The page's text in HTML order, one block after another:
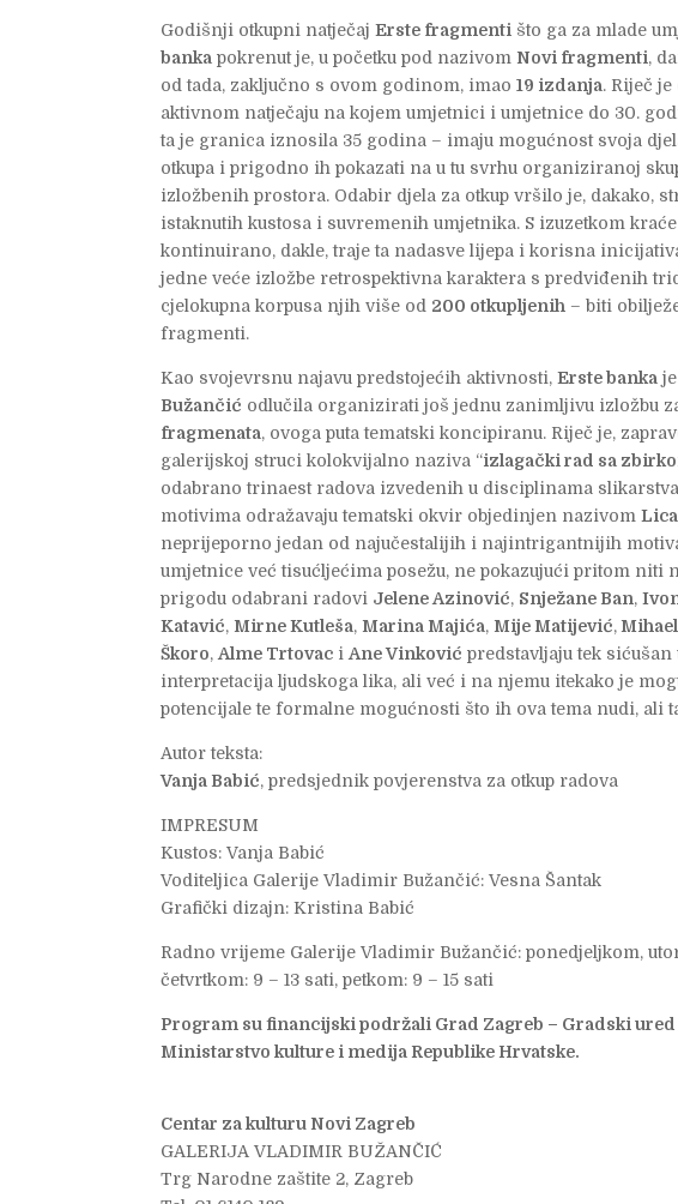
Godišnji otkupni natječajErste fragmenti što ga za mlade
banka pokrenut je, u početku pod nazivom Novi fragmenti,
od tada, zaključno s ovom godinom, imao19 izdanja. Riječ
aktivnom natječaju na kojem umjetnici i umjetnice do 30.
ta je granica iznosila 35 godina – imaju mogućnost svoja
otkupa i prigodno ih pokazati na u tu svrhu organiziranoj
izložbenih prostora. Odabir djela za otkup vršilo je, dakako,
istaknutih kustosa i suvremenih umjetnika. S izuzetkom
kontinuirano, dakle, traje ta nadasve lijepa i korisna
jedne veće izložbe retrospektivna karaktera s predviđenih
cjelokupna korpusa njih više od 200 otkupljenih – biti
fragmenti.
Kao svojevrsnu najavu predstojećih aktivnosti,Erste banka
Bužančić odlučila organizirati još jednu zanimljivu izložbu
fragmenata, ovoga puta tematski koncipiranu. Riječ je,
galerijskoj struci kolokvijalno naziva “izlagački rad sa
odabrano trinaest radova izvedenih u disciplinama
motivima odražavaju tematski okvir objedinjen nazivom
neprijeporno jedan od najučestalijih i najintrigantnijih
umjetnice već tisućljećima posežu, ne pokazujući pritom niti
prigodu odabrani radovi Jelene Azinović, Snježane Ban,
Katavić, Mirne Kutleša, Marina Majića, Mije Matijević,
Škoro, Alme Trtovac i Ane Vinković predstavljaju tek
interpretacija ljudskoga lika, ali već i na njemu itekako je
potencijale te formalne mogućnosti što ih ova tema nudi, ali
Autor teksta:
Vanja Babić, predsjednik povjerenstva za otkup radova
IMPRESUM
Kustos: Vanja Babić
Voditeljica Galerije Vladimir Bužančić: Vesna Šantak
Grafički dizajn: Kristina Babić
Radno vrijeme Galerije Vladimir Bužančić: ponedjeljkom,
četvrtkom: 9 – 13 sati, petkom: 9 – 15 sati
Program su financijski podržali Grad Zagreb – Gradski
Ministarstvo kulture i medija Republike Hrvatske.
Centar za kulturu Novi Zagreb
GALERIJA VLADIMIR BUŽANČIĆ
Trg Narodne zaštite 2, Zagreb